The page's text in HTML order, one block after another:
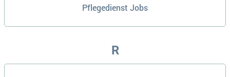
Pflegedienst Jobs
R